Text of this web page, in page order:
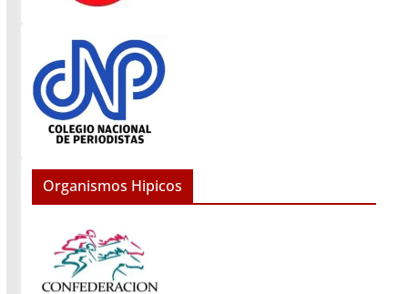
Organismos Hipicos